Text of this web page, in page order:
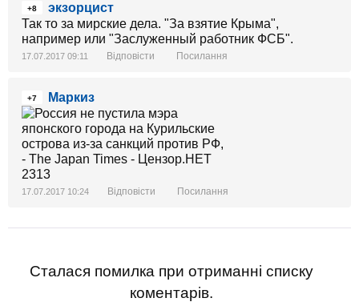
+8
экзорцист
Так то за мирские дела. "За взятие Крыма",
например или "Заслуженный работник ФСБ".
17.07.2017 09:11 Відповісти Посилання
+7 Маркиз
17.07.2017 10:24 Відповісти Посилання
Сталася помилка при отриманні списку
коментарів.